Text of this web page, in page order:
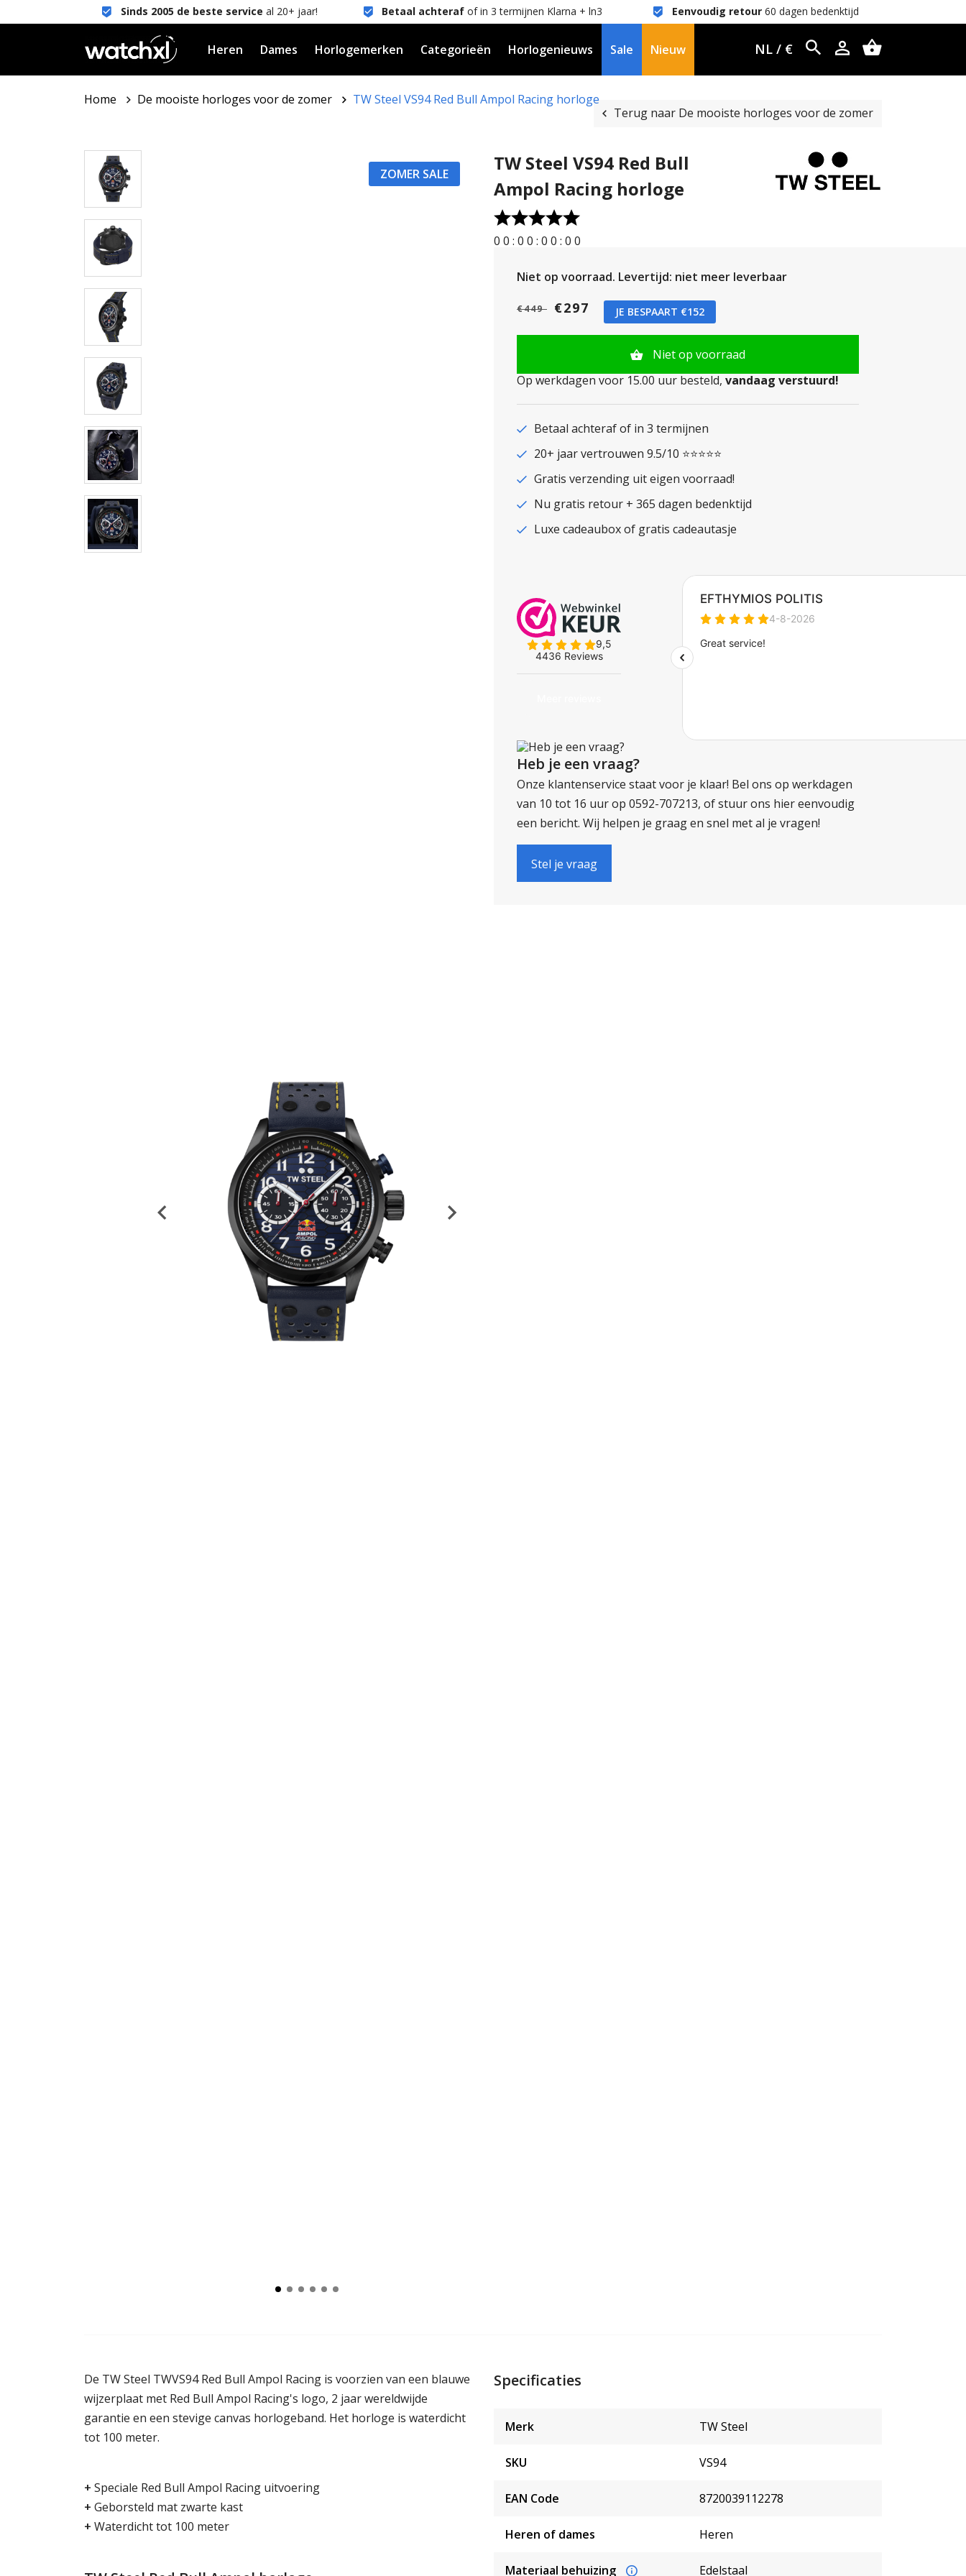
Sinds 2005 de beste service al 20+ jaar! Betaal achteraf of in 3 termijnen Klarna + ln3 Eenvoudig retour60 dagen bedenktijd
Heren Dames Horlogemerken Categorieën Horlogenieuws Sale Nieuw NL / €
Home De mooiste horloges voor de zomer
TW Steel VS94 Red Bull Ampol Racing horloge
Terug naar De mooiste horloges voor de zomer
ZOMER SALE
TW Steel VS94 Red Bull
Ampol Racing horloge
0 0 : 0 0 : 0 0 : 0 0
Niet op voorraad. Levertijd: niet meer leverbaar
€449 €297 JE BESPAART €152
Niet op voorraad
Op werkdagen voor 15.00 uur besteld, vandaag verstuurd!
Betaal achteraf of in 3 termijnen
20+ jaar vertrouwen 9.5/10 ⭐⭐⭐⭐⭐
Gratis verzending uit eigen voorraad!
Nu gratis retour + 365 dagen bedenktijd
Luxe cadeaubox of gratis cadeautasje
Heb je een vraag?
Onze klantenservice staat voor je klaar! Bel ons op werkdagen
van 10 tot 16 uur op 0592-707213, of stuur ons hier eenvoudig
een bericht. Wij helpen je graag en snel met al je vragen!
Stel je vraag
De TW Steel TWVS94 Red Bull Ampol Racing is voorzien van een blauwe
wijzerplaat met Red Bull Ampol Racing's logo, 2 jaar wereldwijde
garantie en een stevige canvas horlogeband. Het horloge is waterdicht
tot 100 meter.
+ Speciale Red Bull Ampol Racing uitvoering
+ Geborsteld mat zwarte kast
+ Waterdicht tot 100 meter
Specificaties
Merk TW Steel
SKU VS94
EAN Code 8720039112278
Heren of dames Heren
Materiaal behuizing Edelstaal